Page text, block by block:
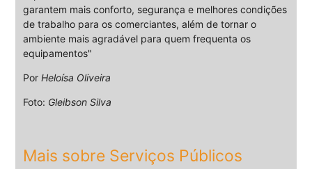
garantem mais conforto, segurança e melhores condições
de trabalho para os comerciantes, além de tornar o
ambiente mais agradável para quem frequenta os
equipamentos"
Por Heloísa Oliveira
Foto: Gleibson Silva
Mais sobre Serviços Públicos